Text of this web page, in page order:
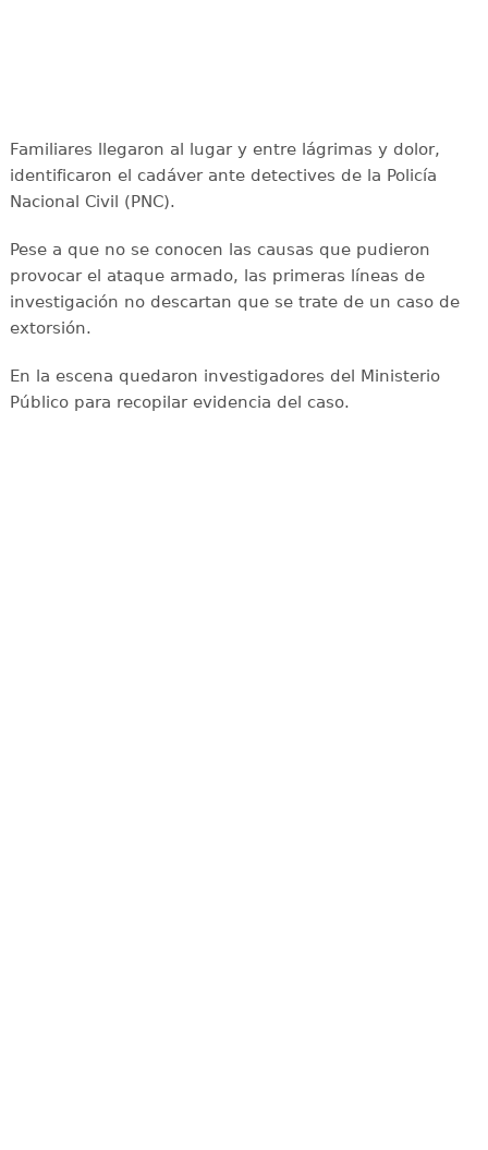
Familiares llegaron al lugar y entre lágrimas y dolor,
identificaron el cadáver ante detectives de la Policía
Nacional Civil (PNC).
Pese a que no se conocen las causas que pudieron
provocar el ataque armado, las primeras líneas de
investigación no descartan que se trate de un caso de
extorsión.
En la escena quedaron investigadores del Ministerio
Público para recopilar evidencia del caso.